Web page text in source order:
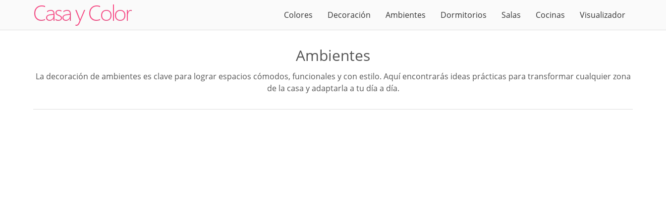
Colores Decoración Ambientes Dormitorios Salas Cocinas Visualizador
Ambientes
La decoración de ambientes es clave para lograr espacios cómodos, funcionales y con estilo. Aquí encontrarás ideas prácticas para transformar cualquier zona
de la casa y adaptarla a tu día a día.